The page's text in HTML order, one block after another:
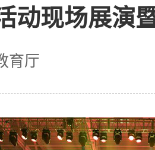
动现场展演
育厅